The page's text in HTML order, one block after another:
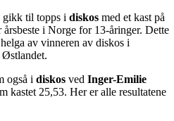
gikk til topps i diskos med et kast på
årsbeste i Norge for 13-åringer. Dette
av vinneren av diskos i
Østlandet.
også i diskos ved Inger-Emilie
kastet 25,53. Her er alle resultatene